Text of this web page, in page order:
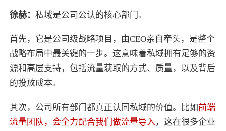
徐赫：私域是公司公认的核心部门。
首先，它是公司级战略项目，由CEO亲自牵头，是整个
战略布局中最关键的一步。这意味着私域拥有足够的资
源和高层支持，包括流量获取的方式、质量，以及背后
的投放成本。
其次，公司所有部门都真正认同私域的价值。比如前端
流量团队，会全力配合我们做流量导入 ，这在很多企业